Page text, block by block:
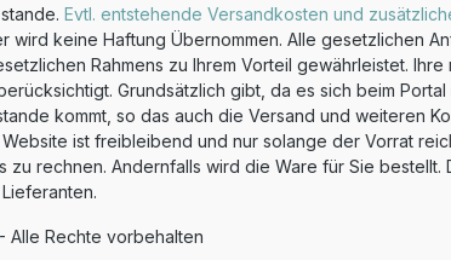
Evtl. entstehende Versandkosten und
keine Haftung Übernommen. Alle gesetzlichen
Rahmens zu Ihrem Vorteil gewährleistet.
Grundsätzlich gibt, da es sich beim
kommt, so das auch die Versand und weiteren
ist freibleibend und nur solange der Vorrat
rechnen. Andernfalls wird die Ware für Sie
Alle Rechte vorbehalten